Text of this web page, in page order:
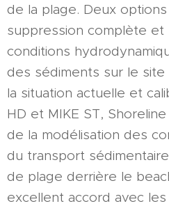
de la plage. Deux
suppression complète et
conditions
des sédiments sur le
la situation actuelle et
HD et MIKE ST,
de la modélisation des
du transport
de plage derrière le
excellent accord avec